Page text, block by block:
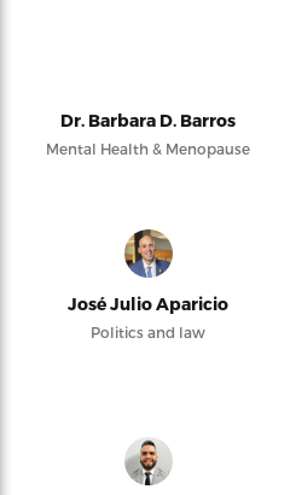
Dr. Barbara D. Barros
Mental Health & Menopause
José Julio Aparicio
Politics and law